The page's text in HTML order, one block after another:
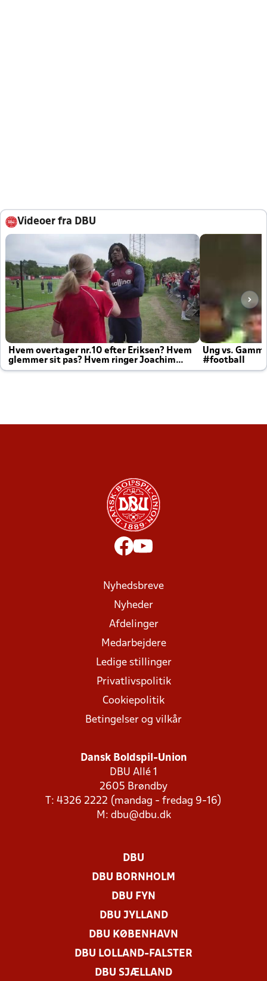
Videoer fra DBU
Hvem overtager nr.10 efter Eriksen? Hvem
glemmer sit pas? Hvem ringer Joachim
altid til efter kampe?
Ung vs.
#football
Nyhedsbreve
Nyheder
Afdelinger
Medarbejdere
Ledige stillinger
Privatlivspolitik
Cookiepolitik
Betingelser og vilkår
Dansk Boldspil-Union
DBU Allé 1
2605 Brøndby
T: 4326 2222 (mandag - fredag 9-16)
M: dbu@dbu.dk
DBU
DBU BORNHOLM
DBU FYN
DBU JYLLAND
DBU KØBENHAVN
DBU LOLLAND-FALSTER
DBU SJÆLLAND